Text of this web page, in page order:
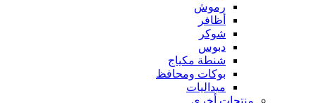
رموش
أظافر
شوكر
دبوس
شنطة مكياج
بوكات ومحافظ
ميداليات
منتجات أخري